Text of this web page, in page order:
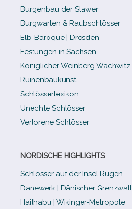
Burgenbau der Slawen
Burgwarten & Raubschlösser
Elb-​Baroque | Dresden
Festungen in Sachsen
Königlicher Weinberg Wachwitz
Ruinenbaukunst
Schlösserlexikon
Unechte Schlösser
Verlorene Schlösser
NORDISCHE HIGHLIGHTS
Schlösser auf der Insel Rügen
Danewerk | Dänischer Grenzwall
Haithabu | Wikinger-Metropole